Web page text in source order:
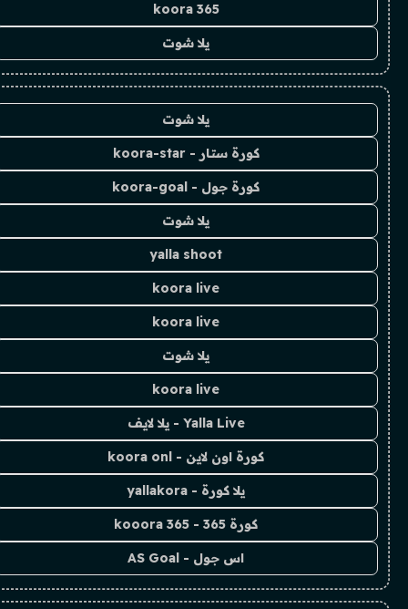
koora 365
يلا شوت
يلا شوت
كورة ستار - koora-star
كورة جول - koora-goal
يلا شوت
yalla shoot
koora live
koora live
يلا شوت
koora live
Yalla Live - يلا لايف
كورة اون لاين - koora onl
يلا كورة - yallakora
كورة 365 - kooora 365
اس جول - AS Goal